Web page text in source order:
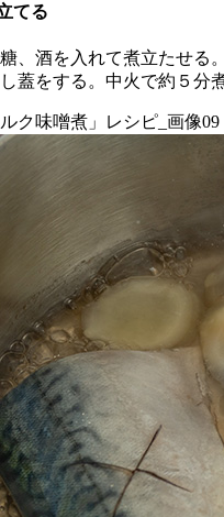
てる
、酒を入れて煮立たせる
蓋をする。中火で約５分煮